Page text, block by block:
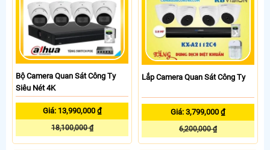
Bộ Camera Quan Sát Công Ty
Siêu Nét 4K
Giá: 13,990,000 ₫
18,100,000 ₫
Lắp Camera Quan Sát Công Ty
Giá: 3,799,000 ₫
6,200,000 ₫